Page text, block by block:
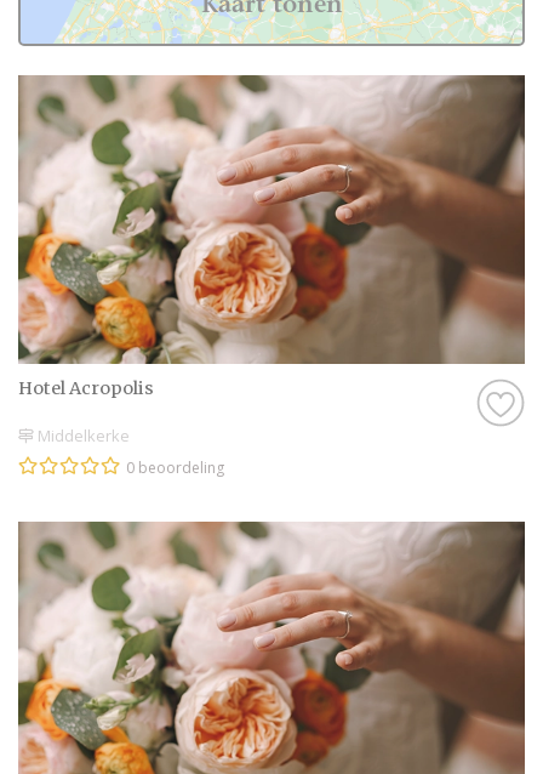
Hotel Acropolis
Middelkerke
0 beoordeling
Kaart tonen